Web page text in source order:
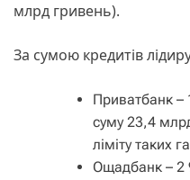
млрд гривень).
За сумою кредитів
Приватбанк –
суму 23,4
ліміту таких
Ощадбанк – 2